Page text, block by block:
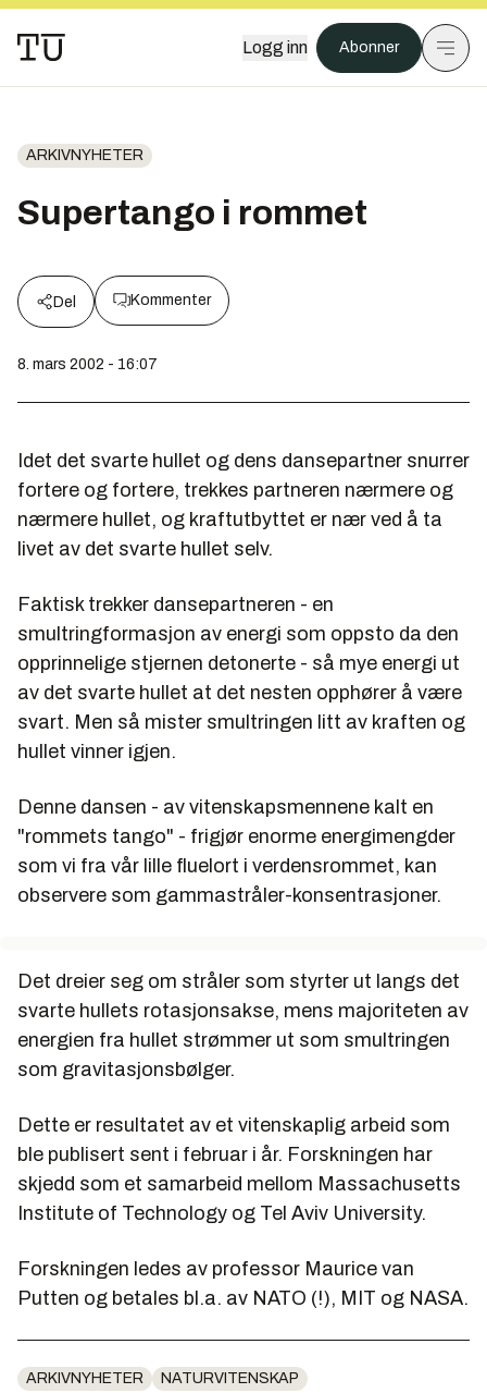
Logg inn Abonner
ARKIVNYHETER
Supertango i rommet
Del Kommenter
8. mars 2002 - 16:07
Idet det svarte hullet og dens dansepartner snurrer
fortere og fortere, trekkes partneren nærmere og
nærmere hullet, og kraftutbyttet er nær ved å ta
livet av det svarte hullet selv.
Faktisk trekker dansepartneren - en
smultringformasjon av energi som oppsto da den
opprinnelige stjernen detonerte - så mye energi ut
av det svarte hullet at det nesten opphører å være
svart. Men så mister smultringen litt av kraften og
hullet vinner igjen.
Denne dansen - av vitenskapsmennene kalt en
"rommets tango" - frigjør enorme energimengder
som vi fra vår lille fluelort i verdensrommet, kan
observere som gammastråler-konsentrasjoner.
Det dreier seg om stråler som styrter ut langs det
svarte hullets rotasjonsakse, mens majoriteten av
energien fra hullet strømmer ut som smultringen
som gravitasjonsbølger.
Dette er resultatet av et vitenskaplig arbeid som
ble publisert sent i februar i år. Forskningen har
skjedd som et samarbeid mellom Massachusetts
Institute of Technology og Tel Aviv University.
Forskningen ledes av professor Maurice van
Putten og betales bl.a. av NATO (!), MIT og NASA.
ARKIVNYHETER NATURVITENSKAP